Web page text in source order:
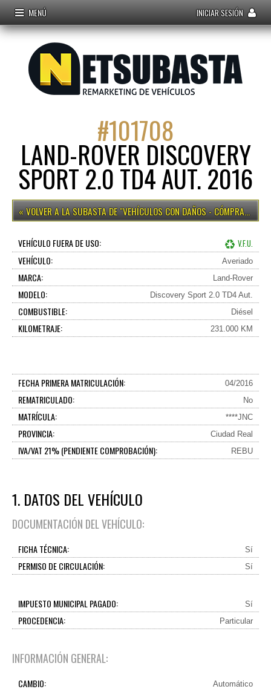
MENÚ INICIAR SESIÓN
#101708
LAND-ROVER DISCOVERY
SPORT 2.0 TD4 AUT. 2016
VEHÍCULOS CON DAÑOS - CÓMPRALO YA
VEHÍCULO FUERA DE USO: V.F.U.
VEHÍCULO: Averiado
MARCA: Land-Rover
MODELO: Discovery Sport 2.0 TD4 Aut.
COMBUSTIBLE: Diésel
KILOMETRAJE: 231.000 KM
FECHA PRIMERA MATRICULACIÓN: 04/2016
REMATRICULADO: No
MATRÍCULA: ****JNC
PROVINCIA: Ciudad Real
IVA/VAT 21% (PENDIENTE COMPROBACIÓN): REBU
1. DATOS DEL VEHÍCULO
DOCUMENTACIÓN DEL VEHÍCULO:
FICHA TÉCNICA: Sí
PERMISO DE CIRCULACIÓN: Sí
IMPUESTO MUNICIPAL PAGADO: Sí
PROCEDENCIA: Particular
INFORMACIÓN GENERAL:
CAMBIO: Automático